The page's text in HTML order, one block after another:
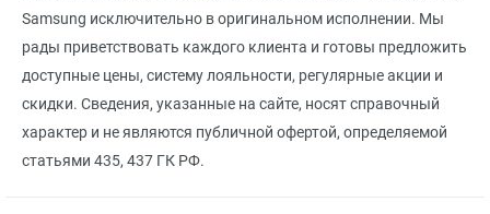
Samsung исключительно в оригинальном исполнении. Мы
рады приветствовать каждого клиента и готовы предложить
доступные цены, систему лояльности, регулярные акции и
скидки. Сведения, указанные на сайте, носят справочный
характер и не являются публичной офертой, определяемой
статьями 435, 437 ГК РФ.